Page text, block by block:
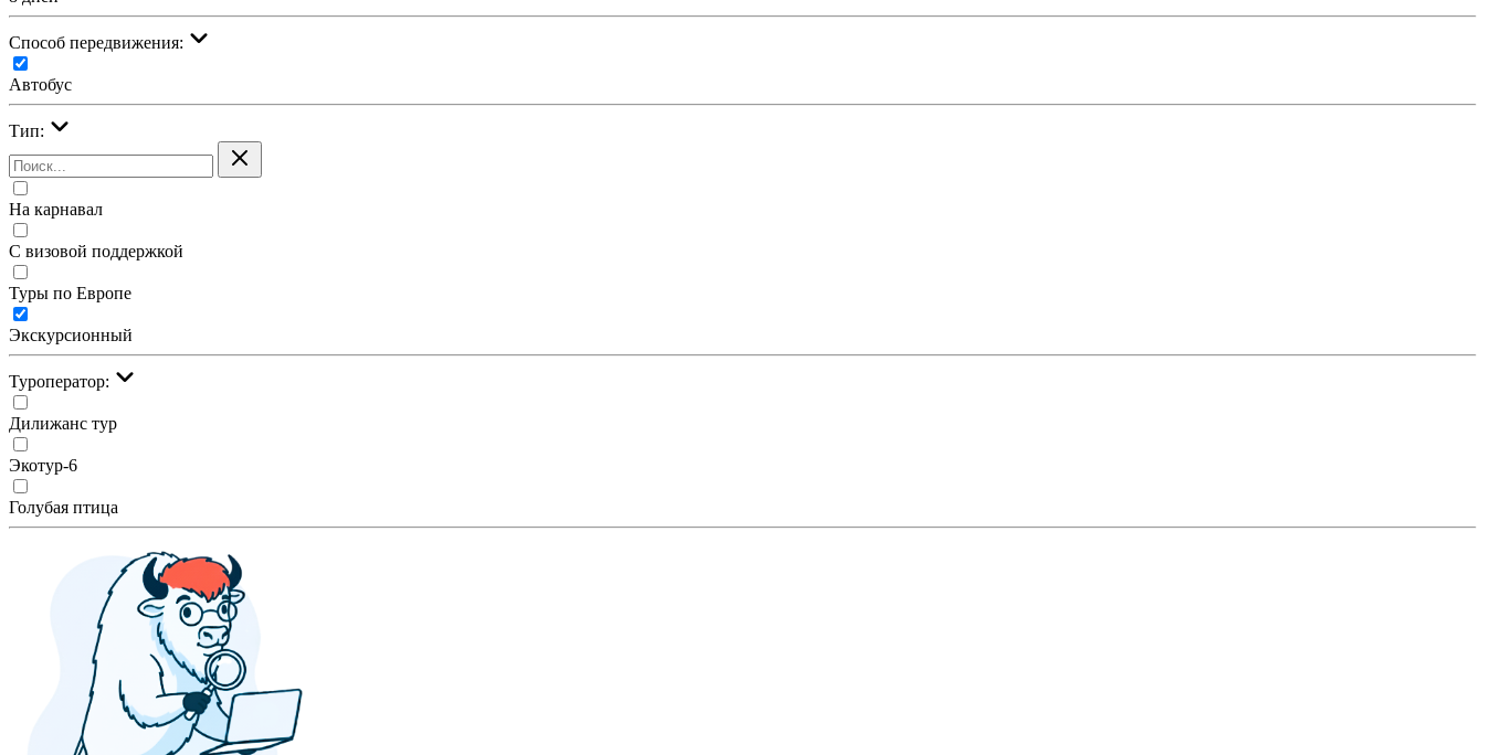
Cпособ передвижения:
Автобус
Тип:
На карнавал
С визовой поддержкой
Туры по Европе
Экскурсионный
Туроператор:
Дилижанс тур
Экотур-6
Голубая птица